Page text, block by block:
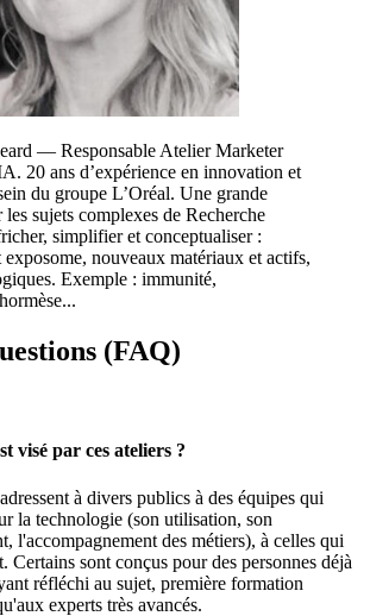
— Responsable Atelier Marketer
20 ans d’expérience en innovation et
du groupe L’Oréal. Une grande
les sujets complexes de Recherche
simplifier et conceptualiser :
nouveaux matériaux et actifs,
Exemple : immunité,
(FAQ)
visé par ces ateliers ?
à divers publics à des équipes qui
la technologie (son utilisation, son
l'accompagnement des métiers), à celles qui
Certains sont conçus pour des personnes déjà
réfléchi au sujet, première formation
experts très avancés.